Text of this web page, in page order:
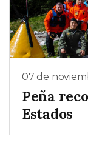
07 de
Peña
Estados